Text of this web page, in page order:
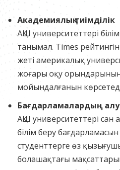
Академиялық тиімділік
АҚШ университеттері
танымал. Times
жеті америкалық
жоғары оқу
мойындалғанын
Бағдарламалардың
АҚШ университеттері
білім беру
студенттерге өз
болашақтағы